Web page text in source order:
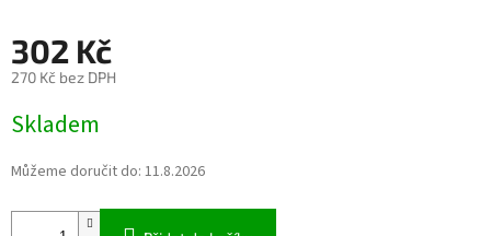
302 Kč
270 Kč bez DPH
cena:
Skladem
Můžeme doručit do: 11.8.2026